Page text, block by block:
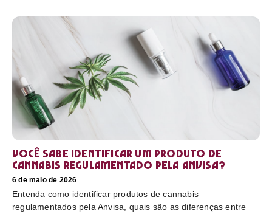
Você sabe identificar um produto de
cannabis regulamentado pela Anvisa?
6 de maio de 2026
Entenda como identificar produtos de cannabis
regulamentados pela Anvisa, quais são as diferenças entre